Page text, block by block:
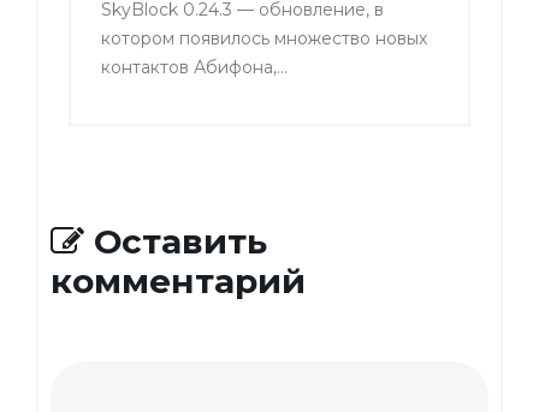
SkyBlock 0.24.3 — обновление, в
котором появилось множество новых
контактов Абифона,...
Оставить
комментарий